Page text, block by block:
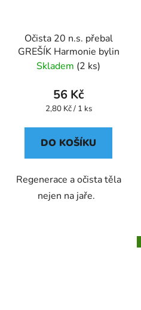
Očista 20 n.s. přebal
GREŠÍK Harmonie bylin
Skladem (2 ks)
56 Kč
Měrná
2,80 Kč / 1 ks
DO KOŠÍKU
Regenerace a očista těla
nejen na jaře.